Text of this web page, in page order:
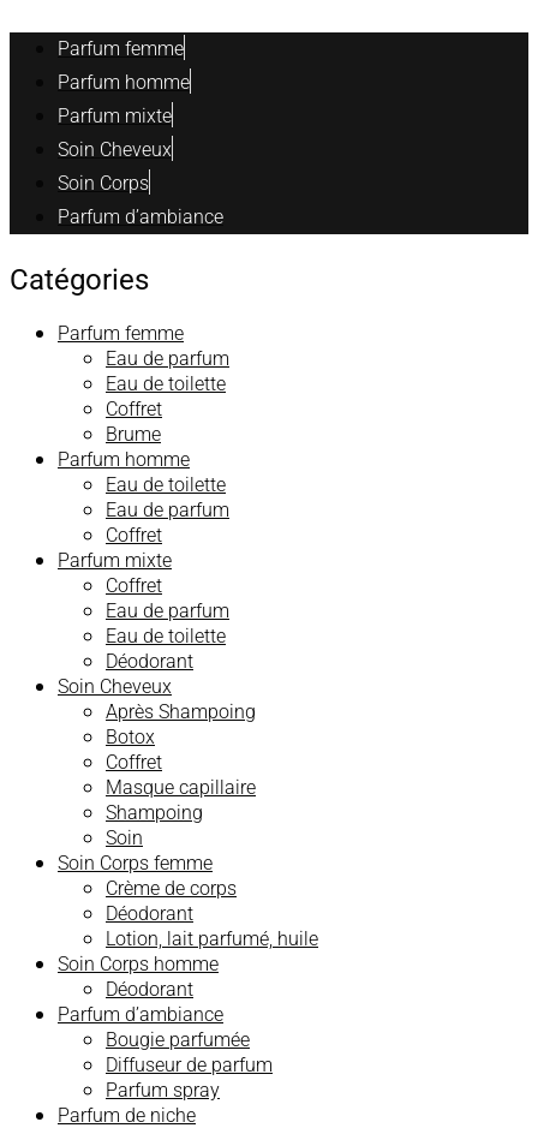
Parfum femme
Parfum homme
Parfum mixte
Soin Cheveux
Soin Corps
Parfum d’ambiance
Catégories
Parfum femme
Eau de parfum
Eau de toilette
Coffret
Brume
Parfum homme
Eau de toilette
Eau de parfum
Coffret
Parfum mixte
Coffret
Eau de parfum
Eau de toilette
Déodorant
Soin Cheveux
Après Shampoing
Botox
Coffret
Masque capillaire
Shampoing
Soin
Soin Corps femme
Crème de corps
Déodorant
Lotion, lait parfumé, huile
Soin Corps homme
Déodorant
Parfum d’ambiance
Bougie parfumée
Diffuseur de parfum
Parfum spray
Parfum de niche